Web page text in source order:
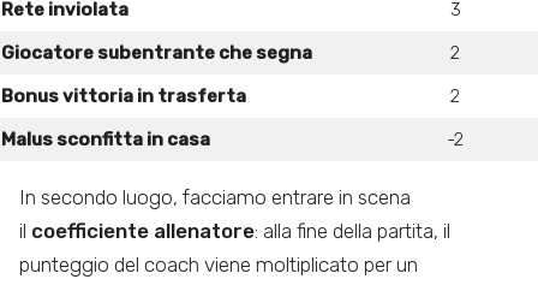
Rete inviolata
3
Giocatore subentrante che segna
2
Bonus vittoria in trasferta
2
Malus sconfitta in casa
-2
In secondo luogo, facciamo entrare in scena
il coefficiente allenatore: alla fine della partita, il
punteggio del coach viene moltiplicato per un